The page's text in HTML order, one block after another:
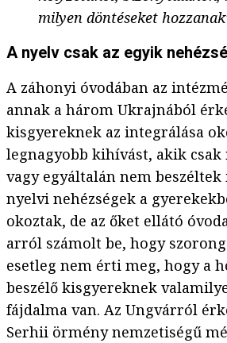
milyen döntéseket
A nyelv csak az egyik
A záhonyi óvodában az
annak a három Ukrajnából
kisgyereknek az integrálása
legnagyobb kihívást, akik csak
vagy egyáltalán nem
nyelvi nehézségek a
okoztak, de az őket ellátó
arról számolt be, hogy
esetleg nem érti meg, hogy a
beszélő kisgyereknek
fájdalma van. Az Ungvárról
Serhii örmény nemzetiségű